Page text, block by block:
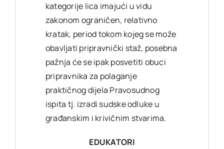
kategorije lica imajući u vidu
zakonom ograničen, relativno
kratak, period tokom kojeg se može
obavljati pripravnički staž, posebna
pažnja će se ipak posvetiti obuci
pripravnika za polaganje
praktičnog dijela Pravosudnog
ispita tj. izradi sudske odluke u
građanskim i krivičnim stvarima.
EDUKATORI